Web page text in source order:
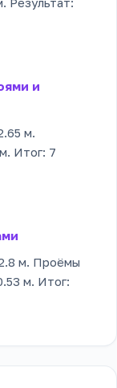
и
м.
Итог: 7
м. Проёмы
м. Итог: